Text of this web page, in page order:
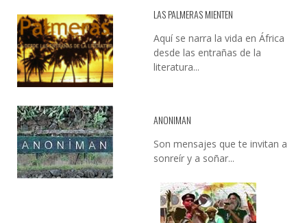
LAS PALMERAS MIENTEN
Aquí se narra la vida en África
desde las entrañas de la
literatura...
ANONIMAN
Son mensajes que te invitan a
sonreír y a soñar...